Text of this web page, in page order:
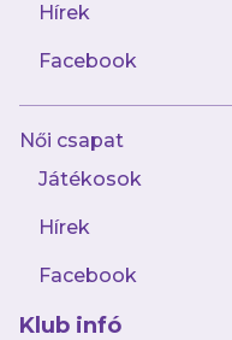
Hírek
Facebook
Női csapat
Játékosok
Hírek
Facebook
Klub infó
„A tűzoltókba
segíteni akarás”